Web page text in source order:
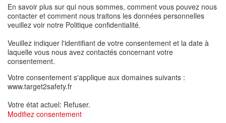
En savoir plus sur qui nous sommes, comment vous pouvez nous
contacter et comment nous traitons les données personnelles
veuillez voir notre Politique confidentialité.
Veuillez indiquer l'identifiant de votre consentement et la date à
laquelle vous nous avez contactés concernant votre
consentement.
Votre consentement s'applique aux domaines suivants :
www.target2safety.fr
Votre état ​​actuel: Refuser.
Modifiez consentement